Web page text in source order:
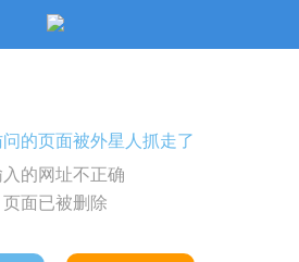
的页面被外星人抓走了
入的网址不正确
页面已被删除